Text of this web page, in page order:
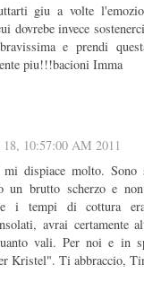
giu a volte
dovrebe invece
e prendi
piu!!!bacioni Imma
18, 10:57:00 AM 2011
dispiace molto. Sono
un brutto scherzo e
i tempi di cottura
avrai certamente
vali. Per noi e in
Kristel". Ti abbraccio,